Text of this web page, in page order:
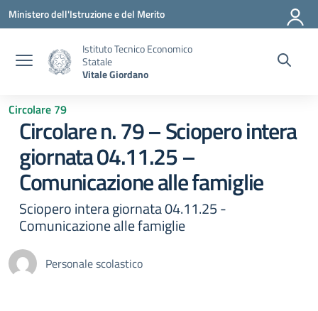
Vai ai contenuti
Vai al menu di navigazione
Vai al footer
Ministero dell'Istruzione e del Merito
Istituto Tecnico Economico
Statale
Vitale Giordano
Circolare 79
Circolare n. 79 – Sciopero intera
giornata 04.11.25 –
Comunicazione alle famiglie
Sciopero intera giornata 04.11.25 -
Comunicazione alle famiglie
Personale scolastico